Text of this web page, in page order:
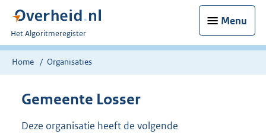
Menu
U
bent
nu
Het Algoritmeregister
Home Organisaties
Gemeente Losser
Deze organisatie heeft de volgende